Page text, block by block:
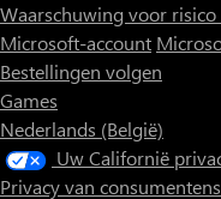
Waarschuwing voor
Microsoft-account
Bestellingen volgen
Games
Nederlands (België)
Uw Californië
Privacy van